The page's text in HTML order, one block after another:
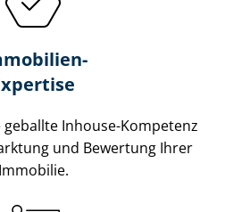
geballte Inhouse-Kompetenz
und Bewertung Ihrer
Immobilie.